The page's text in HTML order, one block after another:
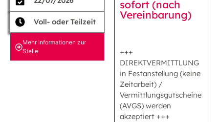
Voll- oder Teilzeit
Mehr Informationen zur
Stelle
sofort (nach
Vereinbarung)
+++
DIREKTVERMITTLUNG
in Festanstellung (keine
Zeitarbeit) /
Vermittlungsgutscheine
(AVGS) werden
akzeptiert +++